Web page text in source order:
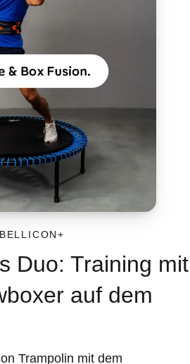
Duo: Training mit
auf dem
Trampolin mit dem